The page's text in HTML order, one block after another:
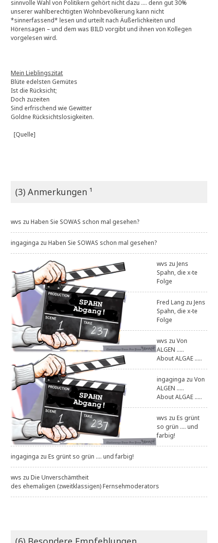
sinnvolle Wahl von Politikern gehört nicht dazu …. denn gut 30%
unserer wahlberechtigten Wohnbevölkerung kann nicht
*sinnerfassend* lesen und urteilt nach Äußerlichkeiten und
Hörensagen – und dem was BILD vorgibt und ihnen von Kollegen
vorgelesen wird.
Mein Lieblingszitat
Blüte edelsten Gemütes
Ist die Rücksicht;
Doch zuzeiten
Sind erfrischend wie Gewitter
Goldne Rücksichtslosigkeiten.
[Quelle]
(3) Anmerkungen ¹
wvs zuHaben Sie SOWAS schon mal gesehen?
ingaginga zuHaben Sie SOWAS schon mal gesehen?
wvs zuJens
Spahn, die x-te
Folge
Fred Lang zuJens
Spahn, die x-te
Folge
wvs zuVon
ALGEN .....
About ALGAE .....
ingaginga zuVon
ALGEN .....
About ALGAE .....
wvs zuEs grünt
so grün .... und
farbig!
ingaginga zuEs grünt so grün .... und farbig!
wvs zuDie Unverschämtheit
des ehemaligen (zweitklassigen) Fernsehmoderators